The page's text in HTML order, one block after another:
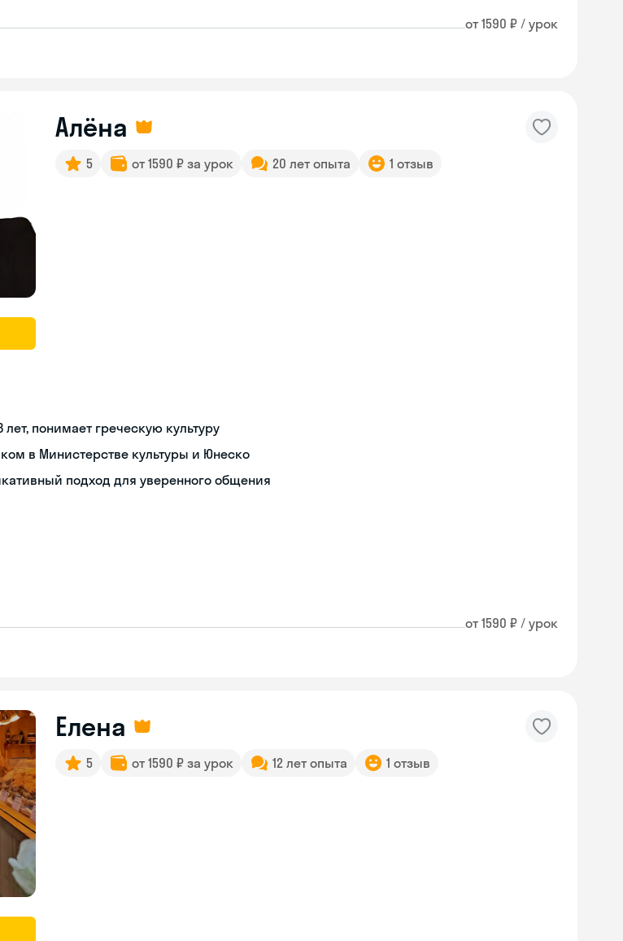
от 1590 ₽ / урок
Алёна
5 от 1590 ₽ за урок 20 лет опыта 1 отзыв
понимает греческую культуру
в Министерстве культуры и Юнеско
подход для уверенного общения
от 1590 ₽ / урок
Елена
5 от 1590 ₽ за урок 12 лет опыта 1 отзыв